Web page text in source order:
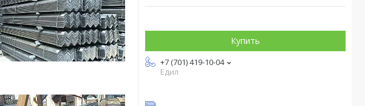
Купить
+7 (701) 419-10-04
Едил